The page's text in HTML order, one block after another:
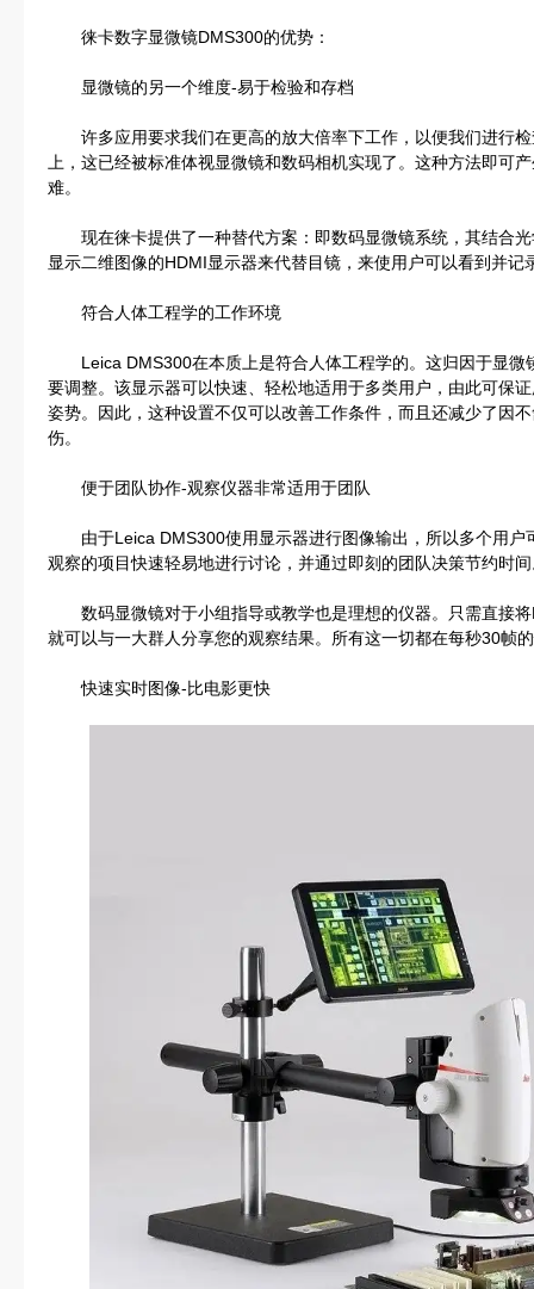
徕卡数字显微镜DMS300的优势：
显微镜的另一个维度-易于检验和存档
许多应用要求我们在更高的放大倍率下工作，以便我们进行检
上，这已经被标准体视显微镜和数码相机实现了。这种方法即可
难。
现在徕卡提供了一种替代方案：即数码显微镜系统，其结合光
显示二维图像的HDMI显示器来代替目镜，来使用户可以看到并记
符合人体工程学的工作环境
Leica DMS300在本质上是符合人体工程学的。这归因于显微
要调整。该显示器可以快速、轻松地适用于多类用户，由此可保
姿势。因此，这种设置不仅可以改善工作条件，而且还减少了因
伤。
便于团队协作-观察仪器非常适用于团队
由于Leica DMS300使用显示器进行图像输出，所以多个用户
观察的项目快速轻易地进行讨论，并通过即刻的团队决策节约时
数码显微镜对于小组指导或教学也是理想的仪器。只需直接将
就可以与一大群人分享您的观察结果。所有这一切都在每秒30帧
快速实时图像-比电影更快